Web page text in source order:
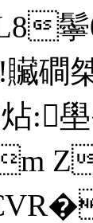
L8
贜磵
炶:
Z尗